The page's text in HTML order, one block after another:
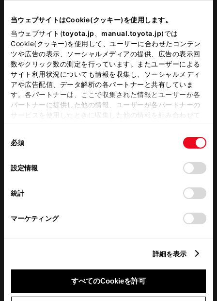
当ウェブサイトはCookie(クッキー)を使用します。
当ウェブサイト(toyota.jp manual.toyota.jp)では
Cookie(クッキー)を使用して、ユーザーに合わせたコンテン
ツや広告の表示、ソーシャルメディアの提供、広告の表示回
数やクリック数の測定を行っています。またユーザーによる
サイト利用状況についても情報を収集し、ソーシャルメディ
アや広告配信、データ解析の各パートナーと共有していま
す。各パートナーは、ここで収集された情報とユーザーが各
パートナーに提供した他の情報、ユーザーが各パートナーの
サービスを使用したときに収集した他の情報を組み合わせて
使用することがあります。当ウェブサイトの使用を続行する
デバイスにすべてのCookie(クッキー)が保存されることに同
意したことになります。Cookie(クッキー)のオプトアウト、
設定の変更、同意を撤回したりするにあたっては、当社の
「Cookie（クッキー）情報の取り扱いについて
」をご覧くだ
必須
設定情報
統計
マーケティング
詳細を表示
すべてのCookieを許可
介助専門士のいるお店 バリアフリー/多目的トイレ
WiFi
この販売店のウェブサイトはこちら
営業日カレンダー